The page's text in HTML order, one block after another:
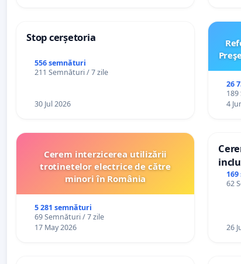
Stop cerșetoria
556 semnături
211 Semnături / 7 zile
30 Jul 2026
26
4
Cerem interzicerea utilizării
trotinetelor electrice de către
minori în România
5 281 semnături
69 Semnături / 7 zile
17 May 2026
62
26